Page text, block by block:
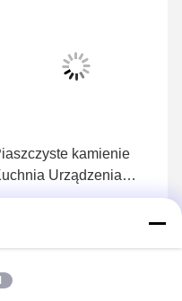
kamienie
Urządzenia
Caddy Losion